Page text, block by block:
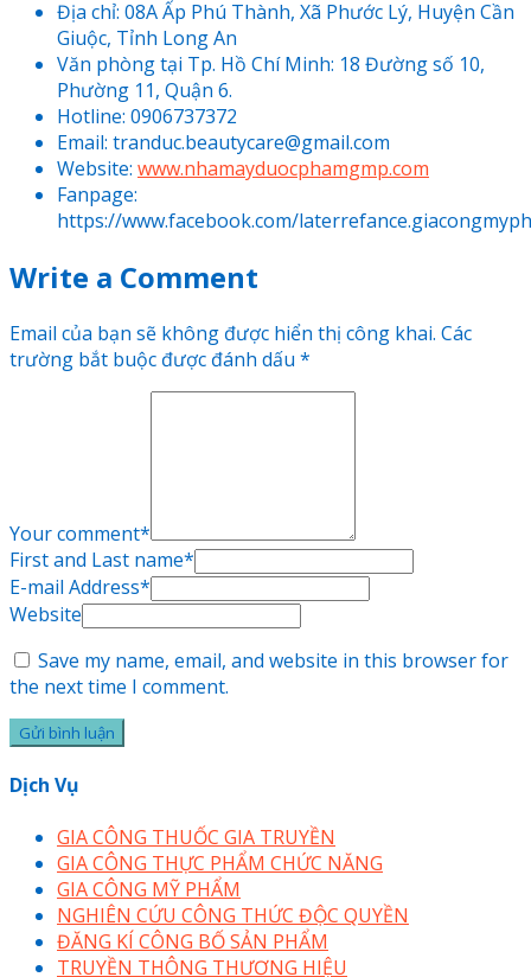
Địa chỉ: 08A Ấp Phú Thành, Xã Phước Lý, Huyện Cần
Giuộc, Tỉnh Long An
Văn phòng tại Tp. Hồ Chí Minh: 18 Đường số 10,
Phường 11, Quận 6.
Hotline: 0906737372
Email: tranduc.beautycare@gmail.com
Website: www.nhamayduocphamgmp.com
Fanpage:
https://www.facebook.com/
Write a Comment
Email của bạn sẽ không được hiển thị công khai. Các
trường bắt buộc được đánh dấu *
Your comment*
First and Last name*
E-mail Address*
Website
Save my name, email, and website in this browser for
the next time I comment.
Dịch Vụ
GIA CÔNG THUỐC GIA TRUYỀN
GIA CÔNG THỰC PHẨM CHỨC NĂNG
GIA CÔNG MỸ PHẨM
NGHIÊN CỨU CÔNG THỨC ĐỘC QUYỀN
ĐĂNG KÍ CÔNG BỐ SẢN PHẨM
TRUYỀN THÔNG THƯƠNG HIỆU